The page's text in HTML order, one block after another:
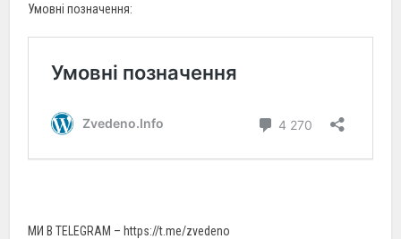
Умовні позначення:
МИ В TELEGRAM – https://t.me/zvedeno